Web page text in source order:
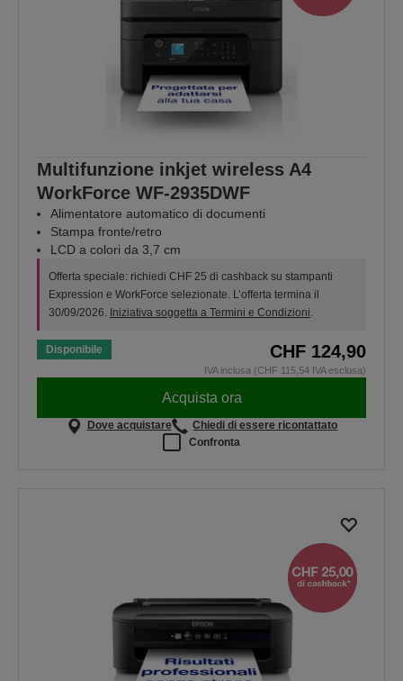
Multifunzione inkjet wireless A4
WorkForce WF-2935DWF
Alimentatore automatico di documenti
Stampa fronte/retro
LCD a colori da 3,7 cm
Offerta speciale: richiedi CHF 25 di cashback su stampanti
Expression e WorkForce selezionate. L’offerta termina il
30/09/2026. Iniziativa soggetta a Termini e Condizioni.
Disponibile CHF 124,90
IVA inclusa (CHF 115,54 IVA esclusa)
Acquista ora
Dove acquistare
Chiedi di essere ricontattato
Confronta